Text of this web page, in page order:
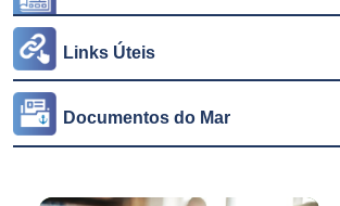
Links Úteis
Documentos do Mar